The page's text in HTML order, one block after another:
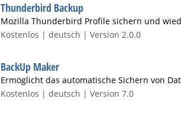
Thunderbird Backup
Mozilla Thunderbird Profile sichern und
Kostenlos | deutsch | Version 2.0.0
BackUp Maker
Ermöglicht das automatische Sichern von
Kostenlos | deutsch | Version 7.0